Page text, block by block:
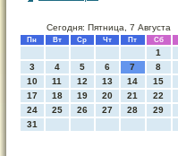
Сегодня: Пятница, 7 Августа
Пн Вт Ср Чт Пт Сб
1
3
4 5 6 7 8
10
11 12 13 14 15
17
18 19 20 21 22
24
25 26 27 28 29
31